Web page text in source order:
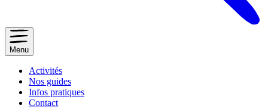
Menu
Activités
Nos guides
Infos pratiques
Contact